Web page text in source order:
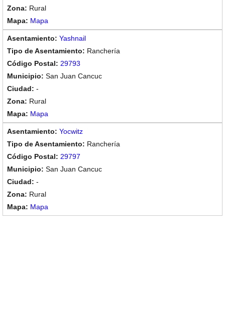
Rural
Mapa
Yashnail
Ranchería
29793
San Juan Cancuc
-
Rural
Mapa
Yocwitz
Ranchería
29797
San Juan Cancuc
-
Rural
Mapa